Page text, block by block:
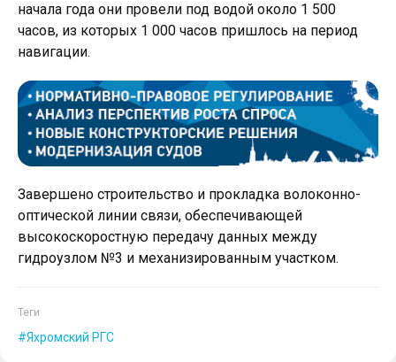
начала года они провели под водой около 1 500
часов, из которых 1 000 часов пришлось на период
навигации.
Завершено строительство и прокладка волоконно-
оптической линии связи, обеспечивающей
высокоскоростную передачу данных между
гидроузлом №3 и механизированным участком.
Теги
Яхромский РГС